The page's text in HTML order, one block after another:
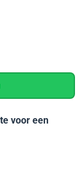
voor een